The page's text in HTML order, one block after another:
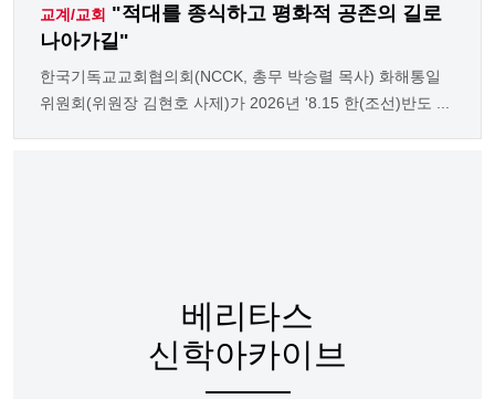
교계/교회 "적대를 종식하고 평화적 공존의 길로
나아가길"
한국기독교교회협의회(NCCK, 총무 박승렬 목사) 화해통일
위원회(위원장 김현호 사제)가 2026년 '8.15 한(조선)반도 ...
베리타스
신학아카이브